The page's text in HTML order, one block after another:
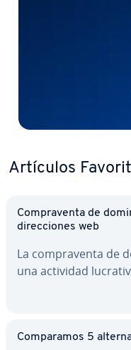
Artículos
Co­m­pra­ve­n­ta de
di­re­c­cio­nes web
La co­m­pra­ve­n­ta de
una actividad
Co­m­pa­ra­mos 5